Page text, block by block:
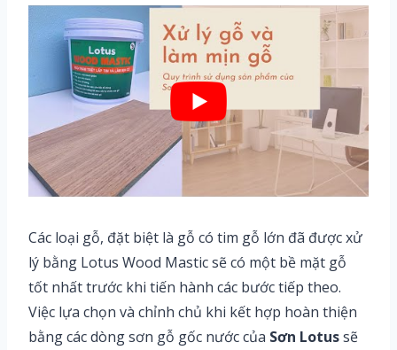
Các loại gỗ, đặt biệt là gỗ có tim gỗ lớn đã được xử
lý bằng Lotus Wood Mastic sẽ có một bề mặt gỗ
tốt nhất trước khi tiến hành các bước tiếp theo.
Việc lựa chọn và chỉnh chủ khi kết hợp hoàn thiện
bằng các dòng sơn gỗ gốc nước của Sơn Lotussẽ